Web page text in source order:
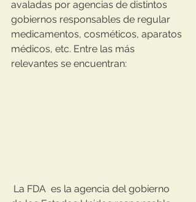
avaladas por agencias de distintos
gobiernos responsables de regular
medicamentos, cosméticos, aparatos
médicos, etc. Entre las más
relevantes se encuentran: